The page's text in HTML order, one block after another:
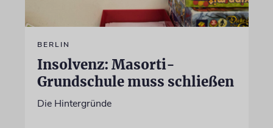
BERLIN
Insolvenz: Masorti-
Grundschule muss schließen
Die Hintergründe